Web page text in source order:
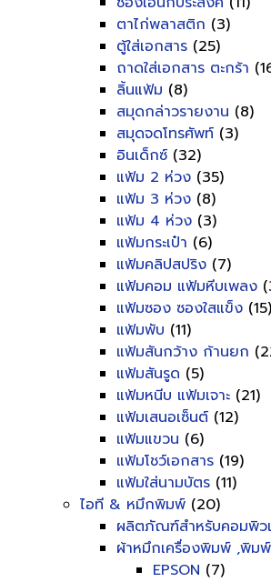
ตาไก่พลาสติก (3)
ตู้ใส่เอกสาร (25)
ถาดใส่เอกสาร ตะกร้า
ลิ้นแฟ้ม (8)
สมุดกล่าวรายงาน (8)
สมุดจดโทรศัพท์ (3)
อินเด็กซ์ (32)
แฟ้ม 2 ห่วง (35)
แฟ้ม 3 ห่วง (8)
แฟ้ม 4 ห่วง (3)
แฟ้มกระเป๋า (6)
แฟ้มคลิปสปริง (7)
แฟ้มคอม แฟ้มหีบเพลง
แฟ้มซอง ซองใสแข็ง (15)
แฟ้มพับ (11)
แฟ้มสันกว้าง ก้านยก
แฟ้มสันรูด (5)
แฟ้มหนีบ แฟ้มเจาะ (21)
แฟ้มเสนอเซ็นต์ (12)
แฟ้มแขวน (6)
แฟ้มโชว์เอกสาร (19)
แฟ้มใส่นามบัตร (11)
ไอที & หมึกพิมพ์ (20)
ผลิตภัณฑ์สำหรับคอมพิว
ผ้าหมึกเครื่องพิมพ์ ,พิม
EPSON (7)